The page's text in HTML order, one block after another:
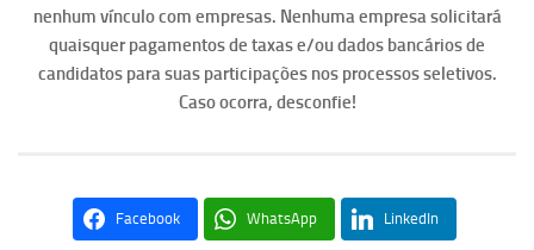
nenhum vínculo com empresas. Nenhuma empresa solicitará
quaisquer pagamentos de taxas e/ou dados bancários de
candidatos para suas participações nos processos seletivos.
Caso ocorra, desconfie!
Facebook WhatsApp LinkedIn